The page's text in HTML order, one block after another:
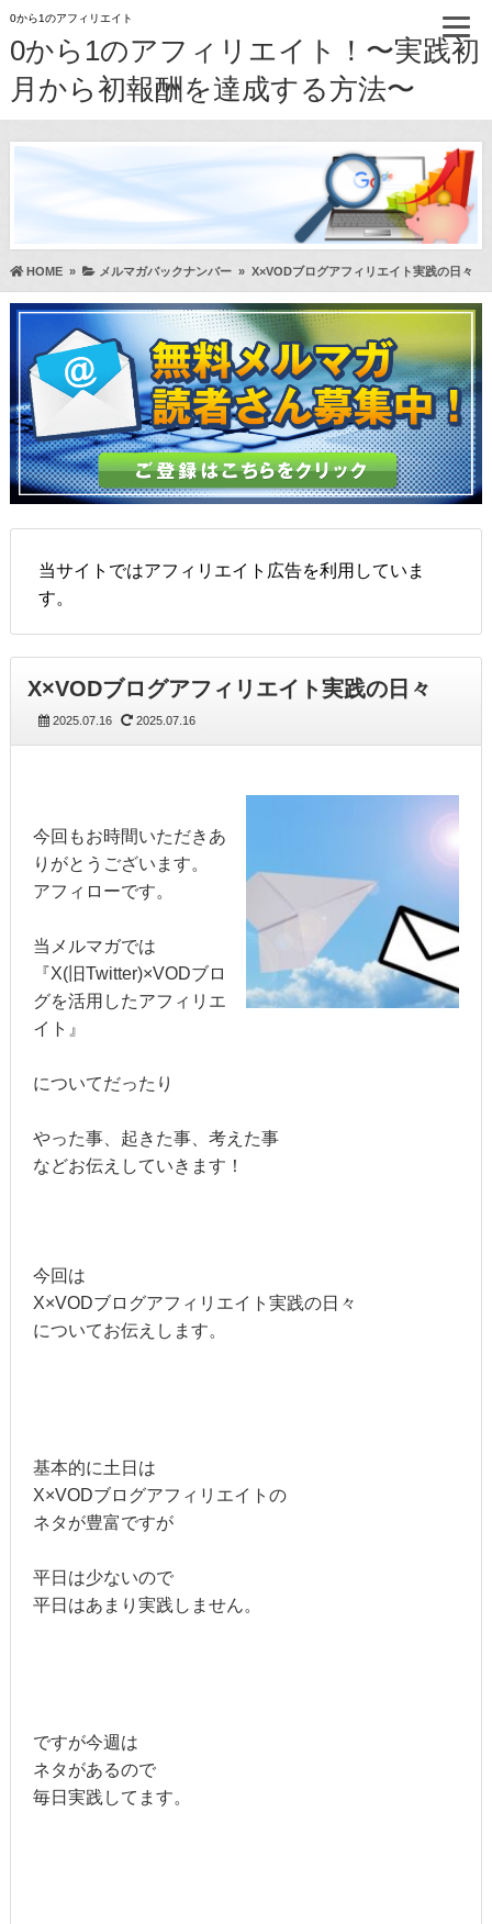
0から1のアフィリエイト
0から1のアフィリエイト！〜実践初
月から初報酬を達成する方法〜
HOME» メルマガバックナンバー» X×VODブログアフィリエイト実践の日々
当サイトではアフィリエイト広告を利用していま
す。
X×VODブログアフィリエイト実践の日々
2025.07.16 2025.07.16
今回もお時間いただきあ
りがとうございます。
アフィローです。
当メルマガでは
『X(旧Twitter)×VODブロ
グを活用したアフィリエ
イト』
についてだったり
やった事、起きた事、考えた事
などお伝えしていきます！
今回は
X×VODブログアフィリエイト実践の日々
についてお伝えします。
基本的に土日は
X×VODブログアフィリエイトの
ネタが豊富ですが
平日は少ないので
平日はあまり実践しません。
ですが今週は
ネタがあるので
毎日実践してます。